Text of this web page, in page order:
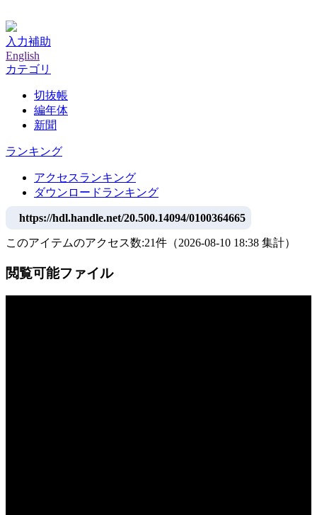
入力補助
English
カテゴリ
切抜帳
編年体
新聞
ランキング
アクセスランキング
ダウンロードランキング
https://hdl.handle.net/20.500.14094/0100364665
このアイテムのアクセス数:21件 （2026-08-10 18:38 集計）
閲覧可能ファイル